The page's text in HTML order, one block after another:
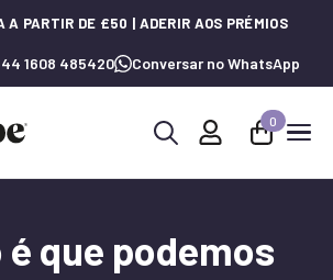
A PARTIR DE £50 | ADERIR AOS PRÉMIOS
1608 485420 Conversar no WhatsApp
0
é que podemos